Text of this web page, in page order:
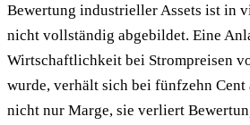
Bewertung industrieller Assets ist in
nicht vollständig abgebildet. Eine
Wirtschaftlichkeit bei Strompreisen
wurde, verhält sich bei fünfzehn Cent
nicht nur Marge, sie verliert